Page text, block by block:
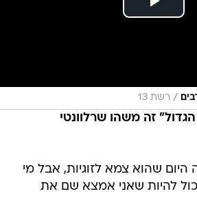
/ רשת 13
זה משהו שרלוונטי
היום שהוא צמא לזוגיות, אבל מי
להיות שאני אמצא שם את